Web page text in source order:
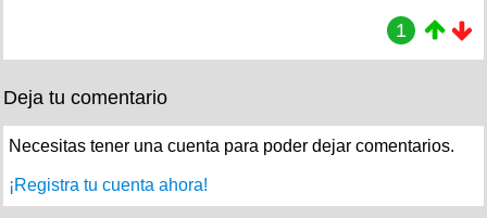
1
Deja tu comentario
Necesitas tener una cuenta para poder dejar comentarios.
¡Registra tu cuenta ahora!